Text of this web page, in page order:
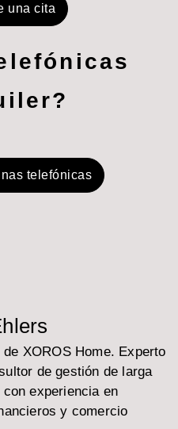
una cita
telefónicas
de XOROS Home. Experto
de gestión de larga
experiencia en
y comercio